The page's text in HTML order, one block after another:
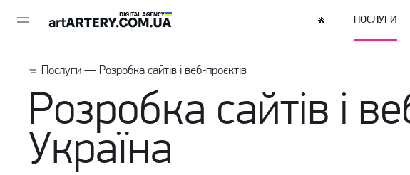
ПОСЛУГИ
Послуги — Розробка сайтів і веб-проєктів
Розробка сайтів і
Україна